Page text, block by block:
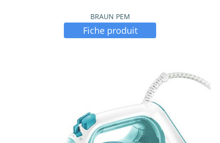
BRAUN PEM
Fiche produit